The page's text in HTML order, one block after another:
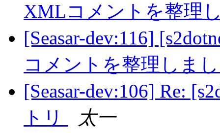
XMLコメントを整理
[Seasar-dev:116]
コメントを整理しま
[Seasar-dev:106] Re:
トリ
太一